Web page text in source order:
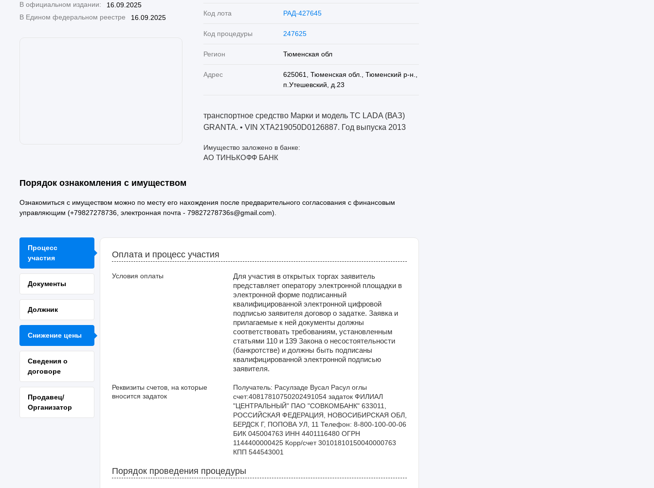
В официальном издании:
16.09.2025
В Едином федеральном реестре
16.09.2025
Код лота РАД-427645
Код процедуры 247625
Регион Тюменская обл
Адрес
625061, Тюменская обл., Тюменский р-н.,
п.Утешевский, д.23
транспортное средство Марки и модель ТС LADA (ВАЗ)
GRANTA. • VIN XTA219050D0126887. Год выпуска 2013
Имущество заложено в банке:
АО ТИНЬКОФФ БАНК
Порядок ознакомления с имуществом
Ознакомиться с имуществом можно по месту его нахождения после предварительного согласования с финансовым
управляющим (+79827278736, электронная почта - 79827278736s@gmail.com).
Процесс
участия
Документы
Должник
Снижение цены
Сведения о
договоре
Продавец/
Организатор
Оплата и процесс участия
Условия оплаты
Для участия в открытых торгах заявитель
представляет оператору электронной площадки в
электронной форме подписанный
квалифицированной электронной цифровой
подписью заявителя договор о задатке. Заявка и
прилагаемые к ней документы должны
соответствовать требованиям, установленным
статьями 110 и 139 Закона о несостоятельности
(банкротстве) и должны быть подписаны
квалифицированной электронной подписью
заявителя.
Реквизиты счетов, на которые
вносится задаток
Получатель: Расулзаде Вусал Расул оглы
счет:40817810750202491054 задаток ФИЛИАЛ
"ЦЕНТРАЛЬНЫЙ" ПАО "СОВКОМБАНК" 633011,
РОССИЙСКАЯ ФЕДЕРАЦИЯ, НОВОСИБИРСКАЯ ОБЛ,
БЕРДСК Г, ПОПОВА УЛ, 11 Телефон: 8-800-100-00-06
БИК 045004763 ИНН 4401116480 ОГРН
1144400000425 Корр/счет 30101810150040000763
КПП 544543001
Порядок проведения процедуры